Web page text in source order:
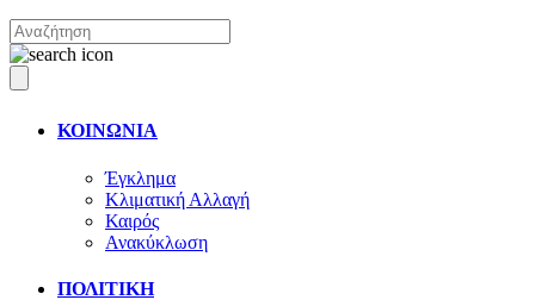
ΚΟΙΝΩΝΙΑ
Έγκλημα
Κλιματική Αλλαγή
Καιρός
Ανακύκλωση
ΠΟΛΙΤΙΚΗ